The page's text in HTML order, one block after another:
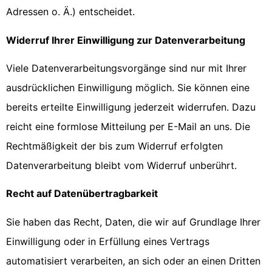
Adressen o. Ä.) entscheidet.
Widerruf Ihrer Einwilligung zur Datenverarbeitung
Viele Datenverarbeitungsvorgänge sind nur mit Ihrer
ausdrücklichen Einwilligung möglich. Sie können eine
bereits erteilte Einwilligung jederzeit widerrufen. Dazu
reicht eine formlose Mitteilung per E-Mail an uns. Die
Rechtmäßigkeit der bis zum Widerruf erfolgten
Datenverarbeitung bleibt vom Widerruf unberührt.
Recht auf Datenübertragbarkeit
Sie haben das Recht, Daten, die wir auf Grundlage Ihrer
Einwilligung oder in Erfüllung eines Vertrags
automatisiert verarbeiten, an sich oder an einen Dritten